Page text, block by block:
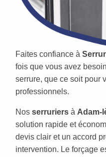
Faites confiance à
fois que vous avez
serrure, que ce soit pour
professionnels.
Nos serruriers à Adam-
solution rapide et
devis clair et un accord
intervention. Le forçage